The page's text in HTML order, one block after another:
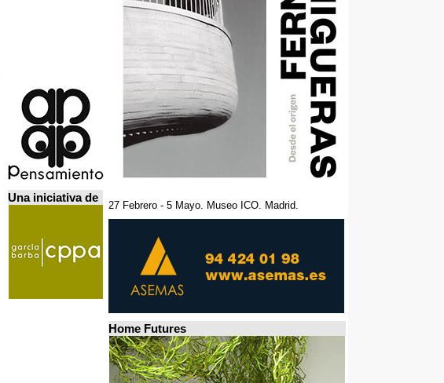
Una iniciativa de
27 Febrero - 5 Mayo. Museo ICO. Madrid.
Home Futures